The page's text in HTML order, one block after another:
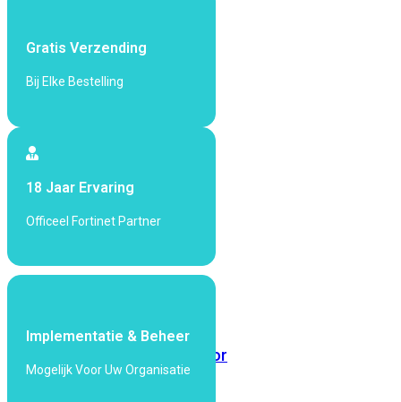
Generatie
Wi-
Fi
Fi
Outdoor
Gratis Verzending
Bij Elke Bestelling
18 Jaar Ervaring
Officeel Fortinet Partner
Implementatie & Beheer
Mogelijk Voor Uw Organisatie